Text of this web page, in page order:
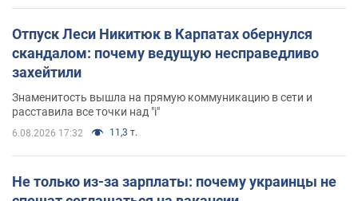
Отпуск Леси Никитюк в Карпатах обернулся
скандалом: почему ведущую несправедливо
захейтили
Знаменитость вышла на прямую коммуникацию в сети и
расставила все точки над "i"
6.08.2026 17:32 11,3 т.
Не только из-за зарплаты: почему украинцы не